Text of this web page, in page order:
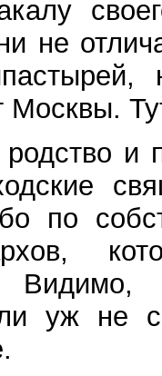
не
Москвы.
и
по
уж не